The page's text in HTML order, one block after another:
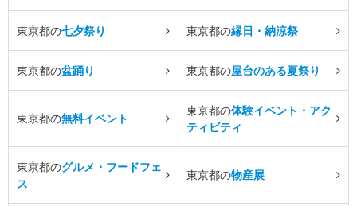
東京都の七夕祭り 東京都の縁日・納涼祭
東京都の盆踊り 東京都の屋台のある夏祭り
東京都の無料イベント
東京都の体験イベント・アク
ティビティ
東京都のグルメ・フードフェ
ス
東京都の物産展